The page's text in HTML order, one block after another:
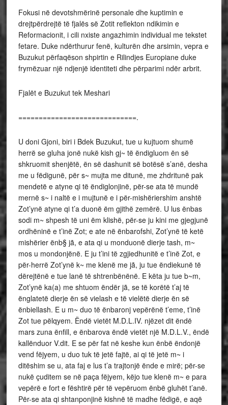
Fokusi në devotshmërinë personale dhe kuptimin e
drejtpërdrejtë të fjalës së Zotit reflekton ndikimin e
Reformacionit, i cili nxiste angazhimin individual me tekstet
fetare. Duke ndërthurur fenë, kulturën dhe arsimin, vepra e
Buzukut përfaqëson shpirtin e Rilindjes Europiane duke
frymëzuar një ndjenjë identiteti dhe përparimi ndër arbrit.
Fjalët e Buzukut tek Meshari
=============================.
U doni Gjoni, biri i Bdek Buzukut, tue u kujtuom shumë
herrë se gluha jonë nukë kish gj~ të ëndigluom ën së
shkruomit shenjëtë, ën së dashunit së botësë s’anë, desha
me u fëdigunë, për s~ mujta me ditunë, me zhdritunë pak
mendetë e atyne qi të ëndiglonjinë, për-se ata të mundë
mernë s~ i naltë e i mujtunë e i për-mishëriershim anshtë
Zot’ynë atyne qi t’a duonë ëm gjithë zemërë. U lus ënbas
sodi m~ shpesh të uni ëm klishë, për-se ju kini me gjegjunë
ordhëninë e t’inë Zot; e ate në ënbarofshi, Zot’ynë të ketë
mishërier ënb§ jã, e ata qi u monduonë dierje tash, m~
mos u mondonjënë. E ju t’ini të zgjiedhunitë e t’inë Zot, e
për-herrë Zot’ynë k~ me klenë me jã, ju tue ëndiekunë të
dërejtënë e tue lanë të shtrenbënënë. E këta ju tue b~m,
Zot’ynë ka(a) me shtuom ëndër jã, se të korëtë t’aj të
ënglatetë dierje ën së vielash e të vielëtë dierje ën së
ënbiellash. E u m~ duo të ënbaronj vepërënë t’eme, t’inë
Zot tue pëlqyem. Ëndë vietët M.D.L.IV. njëzet dit ëndë
mars zuna ënfill, e ënbarova ëndë vietët një M.D.L.V., ëndë
kallënduor V.dit. E se për fat në keshe kun ënbë ëndonjë
vend fëjyem, u duo tuk të jetë fajtë, ai qi të jetë m~ i
ditëshim se u, ata faj e lus t’a trajtonjë ënde e mirë; për-se
nukë çuditem se në paça fëjyem, këjo tue klenë m~ e para
vepërë e fort e fështirë për të vepëruom ënbë gluhët t’anë.
Për-se ata qi shtanponjinë kishnë të madhe fëdigë, e aqë